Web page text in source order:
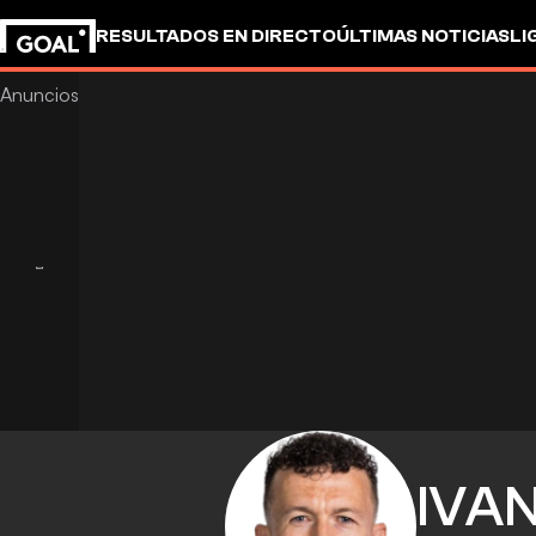
RESULTADOS EN DIRECTOÚLTIMAS NOTICIAS